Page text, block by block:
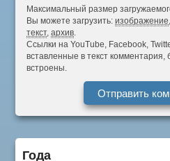
Максимальный размер
Вы можете загрузить:изображение
текст,архив.
Ссылки на YouTube, Facebook,
вставленные в текст комментария,
встроены.
Года